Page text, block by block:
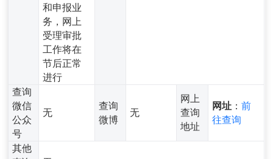
和申报业
务，网上
受理审批
工作将在
节后正常
进行
查询
微信
公众
号
无
查询
微博
无
网上
查询
地址
网址 ：前
往查询
其他